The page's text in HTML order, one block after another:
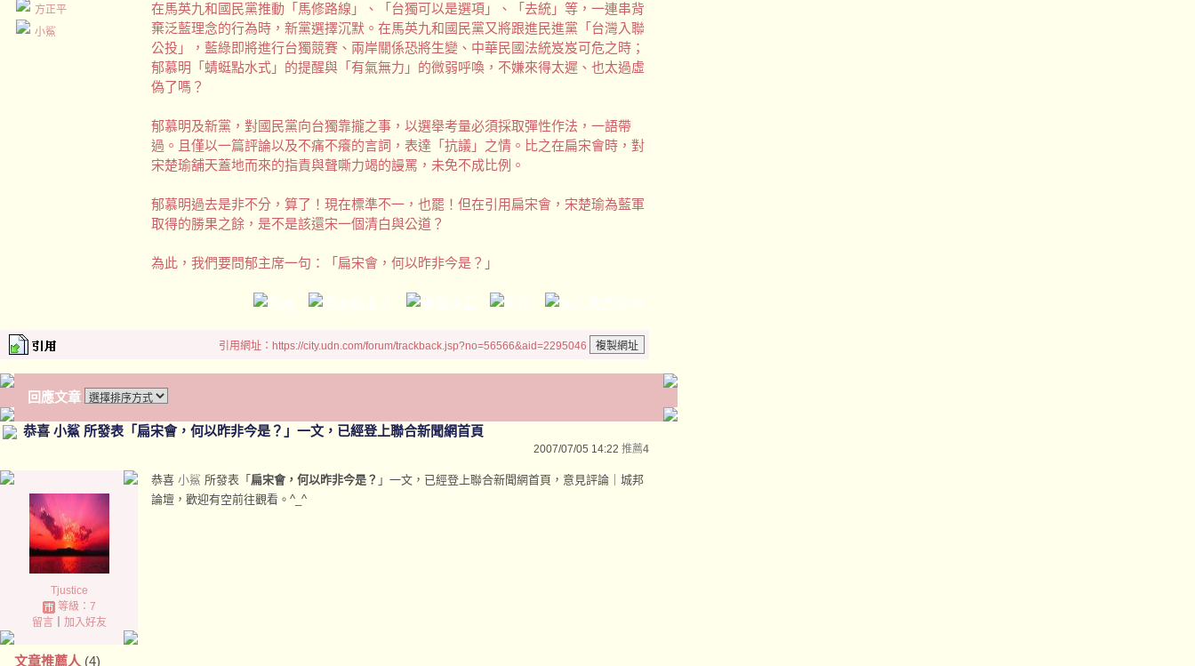
方正平
小鯊
在馬英九和國民黨推動「馬修路線」、「台獨可以是選項」、「去統」等，一連串背
棄泛藍理念的行為時，新黨選擇沉默。在馬英九和國民黨又將跟進民進黨「台灣入聯
公投」，藍綠即將進行台獨競賽、兩岸關係恐將生變、中華民國法統岌岌可危之時；
郁慕明「蜻蜓點水式」的提醒與「有氣無力」的微弱呼喚，不嫌來得太遲、也太過虛
偽了嗎？
郁慕明及新黨，對國民黨向台獨靠攏之事，以選舉考量必須採取彈性作法，一語帶
過。且僅以一篇評論以及不痛不癢的言詞，表達「抗議」之情。比之在扁宋會時，對
宋楚瑜舖天蓋地而來的指責與聲嘶力竭的謾罵，未免不成比例。
郁慕明過去是非不分，算了！現在標準不一，也罷！但在引用扁宋會，宋楚瑜為藍軍
取得的勝果之餘，是不是該還宋一個清白與公道？
為此，我們要問郁主席一句：「扁宋會，何以昨非今是？」
引用網址：https://city.udn.com/forum/trackback.jsp?no=56566&aid=2295046
回應文章
恭喜 小鯊 所發表「扁宋會，何以昨非今是？」一文，已經登上聯合新聞網首頁
2007/07/05 14:22 推薦4
Tjustice
等級：7
留言｜ 加入好友
文章推薦人 (4)
恭喜 小鯊 所發表「 扁宋會，何以昨非今是？ 」一文，已經登上聯合新聞網首頁，意見評論｜城邦
論壇，歡迎有空前往觀看。^_^